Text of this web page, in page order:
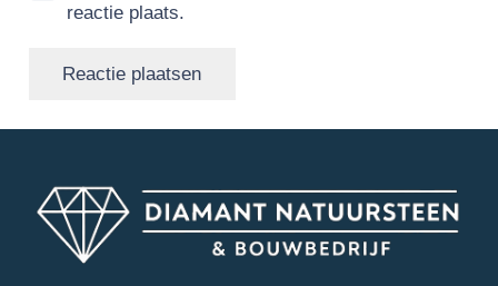
reactie plaats.
Reactie plaatsen